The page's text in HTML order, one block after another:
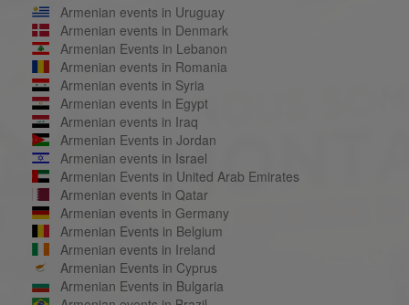
Armenian events in Uruguay
Armenian events in Denmark
Armenian Events in Lebanon
Armenian events in Romania
Armenian events in Syria
Armenian events in Egypt
Armenian events in Iraq
Armenian Events in Jordan
Armenian events in Israel
Armenian Events in United Arab Emirates
Armenian events in Qatar
Armenian events in Germany
Armenian Events in Belgium
Armenian events in Ireland
Armenian Events in Cyprus
Armenian Events in Bulgaria